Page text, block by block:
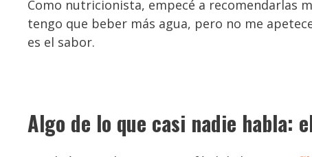
Como nutricionista, empecé a recomendarlas
tengo que beber más agua, pero no me
es el sabor.
Algo de lo que casi nadie habla: